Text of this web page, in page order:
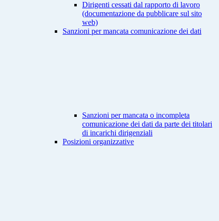
Dirigenti cessati dal rapporto di lavoro
(documentazione da pubblicare sul sito
web)
Sanzioni per mancata comunicazione dei dati
Sanzioni per mancata o incompleta
comunicazione dei dati da parte dei titolari
di incarichi dirigenziali
Posizioni organizzative